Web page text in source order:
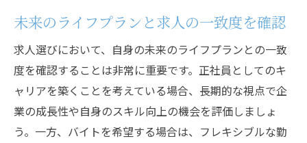
未来のライフプランと求人の一致度を確認
求人選びにおいて、自身の未来のライフプランとの一致
度を確認することは非常に重要です。正社員としてのキ
ャリアを築くことを考えている場合、長期的な視点で企
業の成長性や自身のスキル向上の機会を評価しましょ
う。一方、バイトを希望する場合は、フレキシブルな勤